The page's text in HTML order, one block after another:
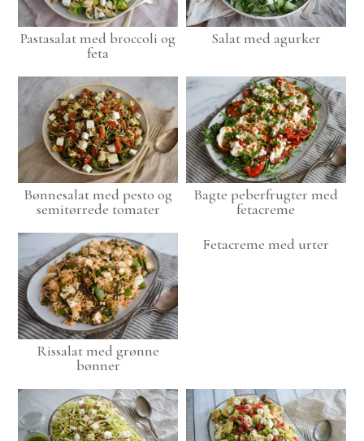
Pastasalat med broccoli og
feta
Salat med agurker
Bønnesalat med pesto og
semitørrede tomater
Bagte peberfrugter med
fetacreme
Rissalat med grønne
bønner
Fetacreme med urter